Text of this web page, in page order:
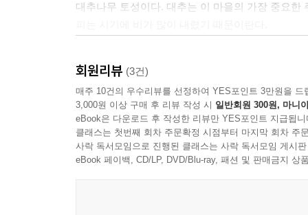
대추나무 토성이다. 대추는 이 마을의 가장 중요
마을 곳곳에는 영월댐 반대 플래카드가 나부끼고
창마을에는 “우리는 수자원공사가 우리를 내쫓는
주민들과 환경단체의 반발 및 여론에 밀려 최근
다 장기간의 반대투쟁으로 주민들은 지쳐가고 있
계 어디에도 없을 것이다.
회원리뷰 (3건)
매주 10건의 우수리뷰를 선정하여 YES포인트 3만원을 드
3,000원 이상 구매 후 리뷰 작성 시 일반회원 300원, 마니
eBook은 다운로드 후 작성한 리뷰만 YES포인트 지급됩니
클래스는 첫번째 회차 주문확정 시점부터 마지막 회차 주
사락 독서모임으로 진행된 클래스는 사락 독서모임 게시
eBook 페이백, CD/LP, DVD/Blu-ray, 패션 및 판매금지 상